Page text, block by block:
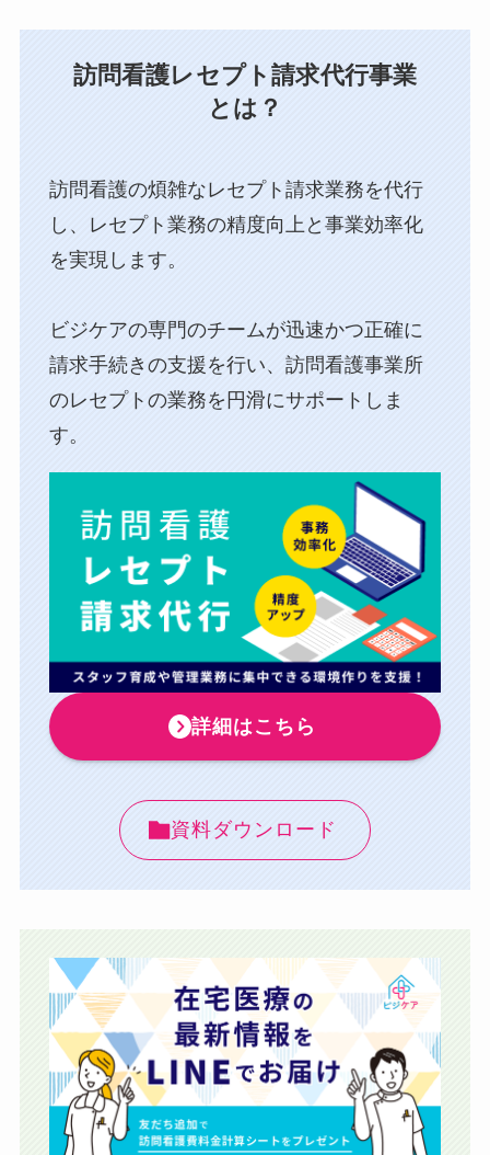
訪問看護レセプト請求代行事業
とは？
訪問看護の煩雑なレセプト請求業務を代行
し、⁨⁩レセプト業務の精度向上と事業効率化
を実現します。
ビジケアの専門のチームが迅速かつ正確に
請求手続きの支援を行い、訪問看護事業所
のレセプトの業務を円滑にサポートしま
す。
詳細はこちら
資料ダウンロード